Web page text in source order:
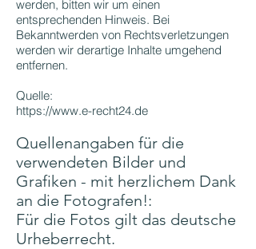
werden, bitten wir um einen
entsprechenden Hinweis. Bei
Bekanntwerden von Rechtsverletzungen
werden wir derartige Inhalte umgehend
entfernen.
Quelle:
https://www.e-recht24.de
Quellenangaben für die
verwendeten Bilder und
Grafiken - mit herzlichem Dank
an die Fotografen!:
Für die Fotos gilt das deutsche
Urheberrecht.